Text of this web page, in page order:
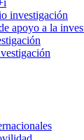
investigación
apoyo a la